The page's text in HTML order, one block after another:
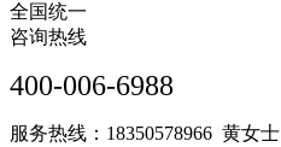
全国统一
咨询热线
400-006-6988
服务热线：18350578966 黄女士